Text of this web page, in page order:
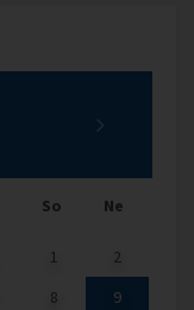
So Ne
1
2
8
9